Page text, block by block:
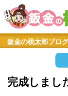
鈑金の桃太郎ブログ
完成しまし